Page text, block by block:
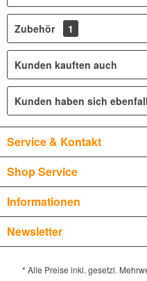
Zubehör 1
Kunden kauften auch
Kunden haben sich
Service & Kontakt
Shop Service
Informationen
Newsletter
* Alle Preise inkl. gesetzl.